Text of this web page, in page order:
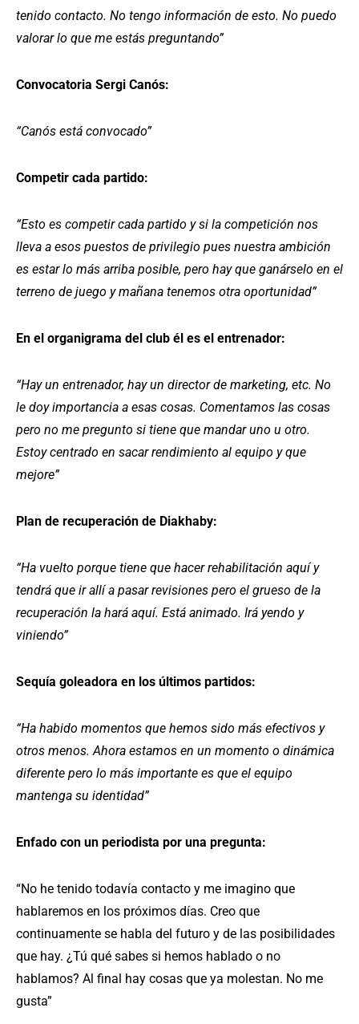
tenido contacto. No tengo información de esto. No puedo
valorar lo que me estás preguntando”
Convocatoria Sergi Canós:
“Canós está convocado”
Competir cada partido:
“Esto es competir cada partido y si la competición nos
lleva a esos puestos de privilegio pues nuestra ambición
es estar lo más arriba posible, pero hay que ganárselo en el
terreno de juego y mañana tenemos otra oportunidad”
En el organigrama del club él es el entrenador:
“Hay un entrenador, hay un director de marketing, etc. No
le doy importancia a esas cosas. Comentamos las cosas
pero no me pregunto si tiene que mandar uno u otro.
Estoy centrado en sacar rendimiento al equipo y que
mejore”
Plan de recuperación de Diakhaby:
“Ha vuelto porque tiene que hacer rehabilitación aquí y
tendrá que ir allí a pasar revisiones pero el grueso de la
recuperación la hará aquí. Está animado. Irá yendo y
viniendo”
Sequía goleadora en los últimos partidos:
“Ha habido momentos que hemos sido más efectivos y
otros menos. Ahora estamos en un momento o dinámica
diferente pero lo más importante es que el equipo
mantenga su identidad”
Enfado con un periodista por una pregunta:
“No he tenido todavía contacto y me imagino que
hablaremos en los próximos días. Creo que
continuamente se habla del futuro y de las posibilidades
que hay. ¿Tú qué sabes si hemos hablado o no
hablamos? Al final hay cosas que ya molestan. No me
gusta”